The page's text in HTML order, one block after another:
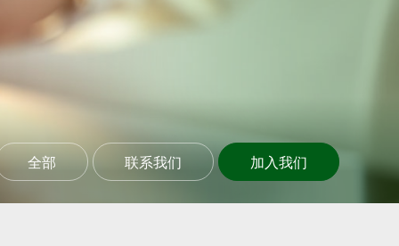
全部 联系我们 加入我们